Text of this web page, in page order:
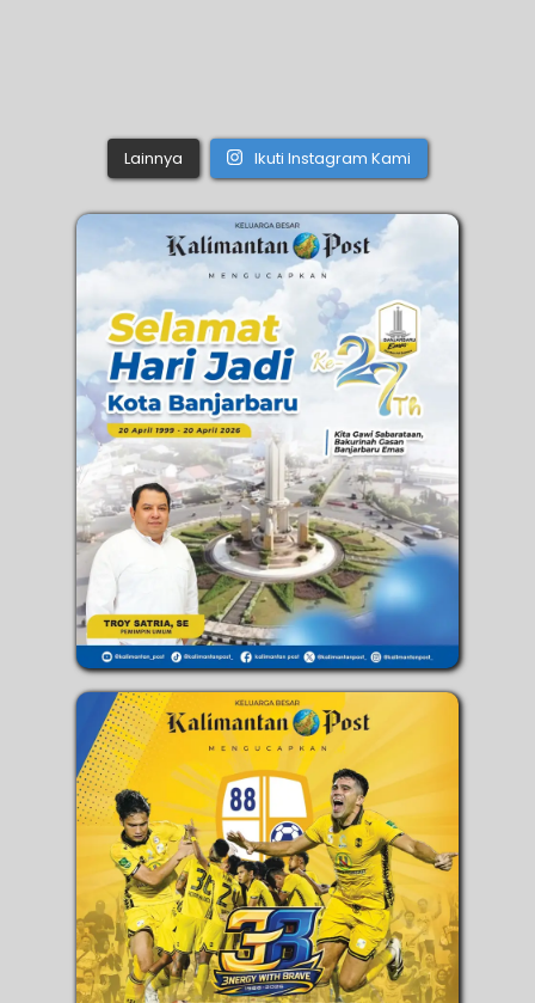
Lainnya Ikuti Instagram Kami